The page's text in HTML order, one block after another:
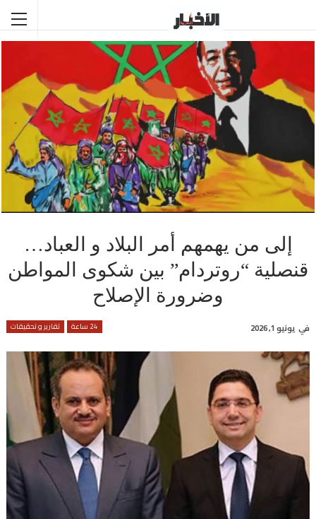
إلى من يهمهم أمر البلاد و العباد…
قنصلية “روتردام” بين شكوى المواطن
وضرورة الإصلاح
24 ساعة تقارير و تحقيقات في يونيو 1, 2026